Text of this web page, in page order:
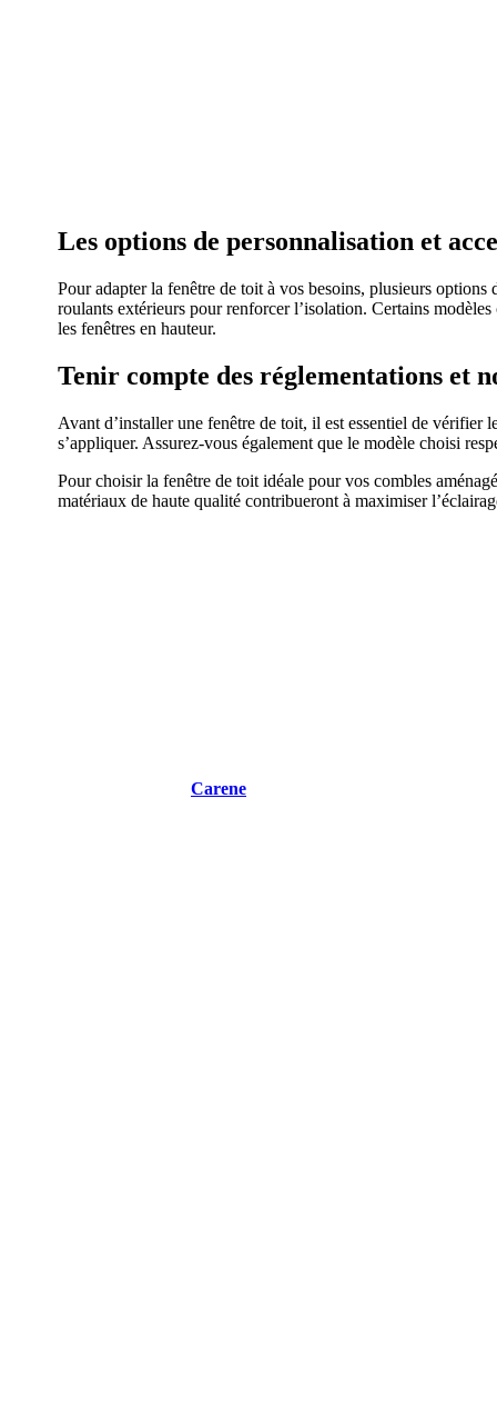
Les options de personnalisation et
Pour adapter la fenêtre de toit à vos besoins, plusieurs
roulants extérieurs pour renforcer l’isolation. Certains
les fenêtres en hauteur.
Tenir compte des réglementations et
Avant d’installer une fenêtre de toit, il est essentiel de vérifier
s’appliquer. Assurez-vous également que le modèle choisi
Pour choisir la fenêtre de toit idéale pour vos combles
matériaux de haute qualité contribueront à maximiser
Carene